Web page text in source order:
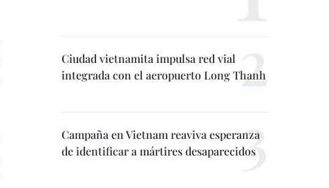
Ciudad vietnamita impulsa red vial
integrada con el aeropuerto Long Thanh
Campaña en Vietnam reaviva esperanza
de identificar a mártires desaparecidos